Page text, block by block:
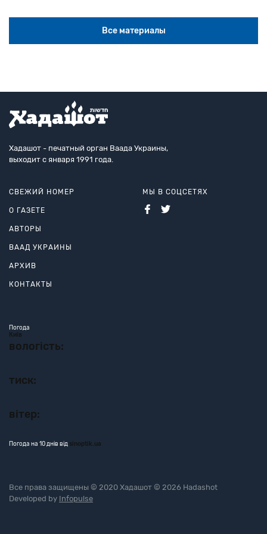
Все материалы
Хадашот - печатный орган Ваада Украины,
выходит с января 1991 года.
СВЕЖИЙ НОМЕР
О ГАЗЕТЕ
АВТОРЫ
ВААД УКРАИНЫ
АРХИВ
КОНТАКТЫ
МЫ В СОЦСЕТЯХ
Погода
Київ
вологість:
тиск:
вітер:
Погода на 10 днів від sinoptik.ua
Все права защищены © 2020 Хадашот © 2026 Hadashot
Developed by Infopulse